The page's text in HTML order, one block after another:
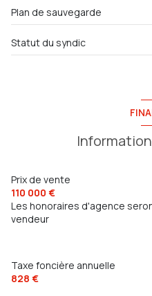
vue dégagée
cave
Plan de sauvegarde
Statut du syndic
Prix de vente
110 000 €
Les honoraires d'agence
vendeur
Taxe foncière annuelle
828 €